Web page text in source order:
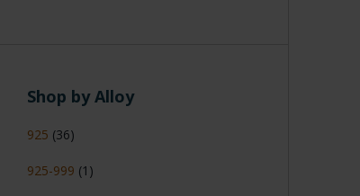
Shop by Alloy
925 (36)
925-999 (1)